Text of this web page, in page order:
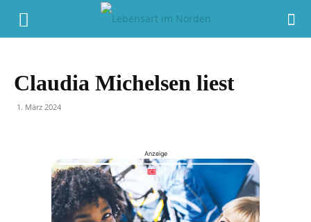
Claudia Michelsen liest
1. März 2024
Anzeige